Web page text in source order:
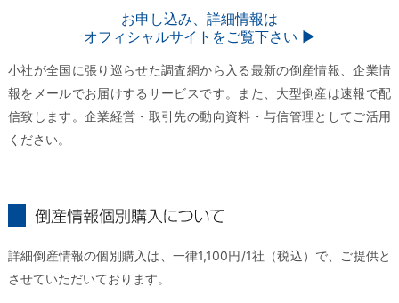
お申し込み、詳細情報は
オフィシャルサイトをご覧下さい ▶︎
小社が全国に張り巡らせた調査網から入る最新の倒産情報、企業情
報をメールでお届けするサービスです。また、大型倒産は速報で配
信致します。企業経営・取引先の動向資料・与信管理としてご活用
ください。
詳細倒産情報の個別購入は、一律1,100円/1社（税込）で、ご提供と
させていただいております。